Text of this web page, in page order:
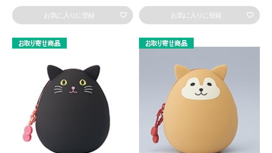
お気に入りに登録 お気に入りに登録